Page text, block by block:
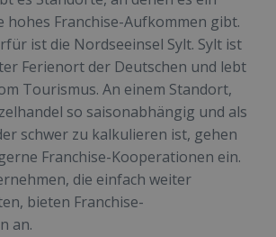
hohes Franchise-Aufkommen gibt.
ist die Nordseeinsel Sylt. Sylt ist
Ferienort der Deutschen und lebt
Tourismus. An einem Standort,
so saisonabhängig und als
schwer zu kalkulieren ist, gehen
Franchise-Kooperationen ein.
die einfach weiter
bieten Franchise-
an.